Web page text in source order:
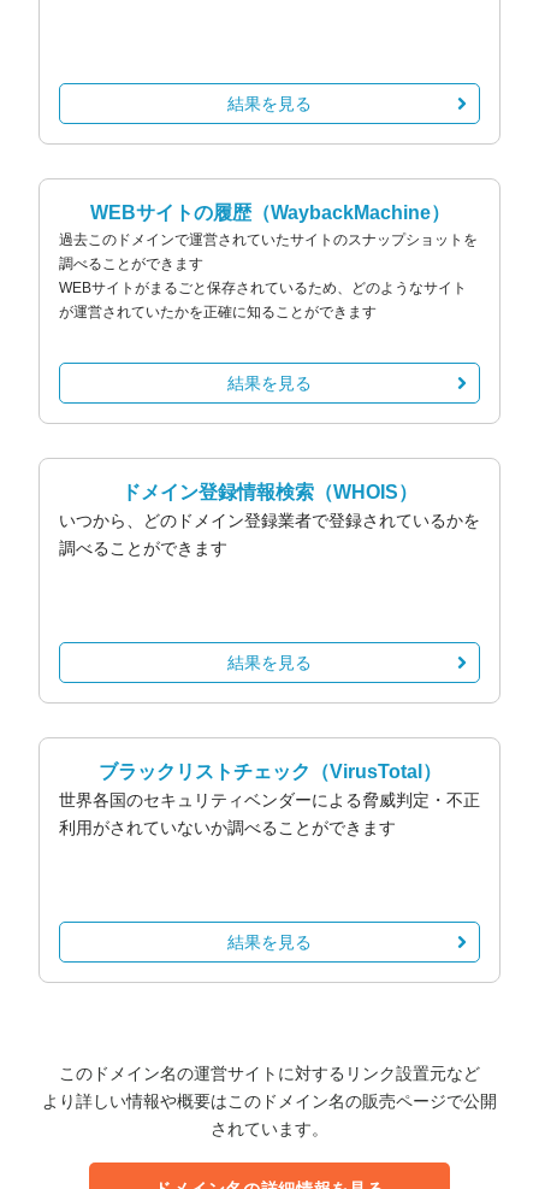
結果を見る
WEBサイトの履歴（WaybackMachine）
過去このドメインで運営されていたサイトのスナップショットを
調べることができます
WEBサイトがまるごと保存されているため、どのようなサイト
が運営されていたかを正確に知ることができます
結果を見る
ドメイン登録情報検索 （WHOIS）
いつから、どのドメイン登録業者で登録されているかを
調べることができます
結果を見る
ブラックリストチェック （VirusTotal）
世界各国のセキュリティベンダーによる脅威判定・不正
利用がされていないか調べることができます
結果を見る
このドメイン名の運営サイトに対するリンク設置元など
より詳しい情報や概要はこのドメイン名の販売ページで公開
されています。